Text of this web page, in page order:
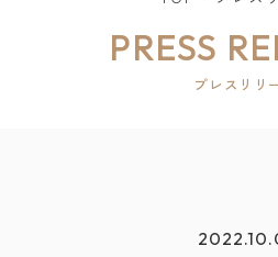
PRESS
プレスリリ